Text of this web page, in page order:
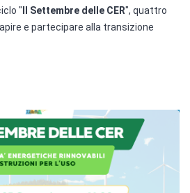
" Il Settembre delle CER", quattro
e partecipare alla transizione